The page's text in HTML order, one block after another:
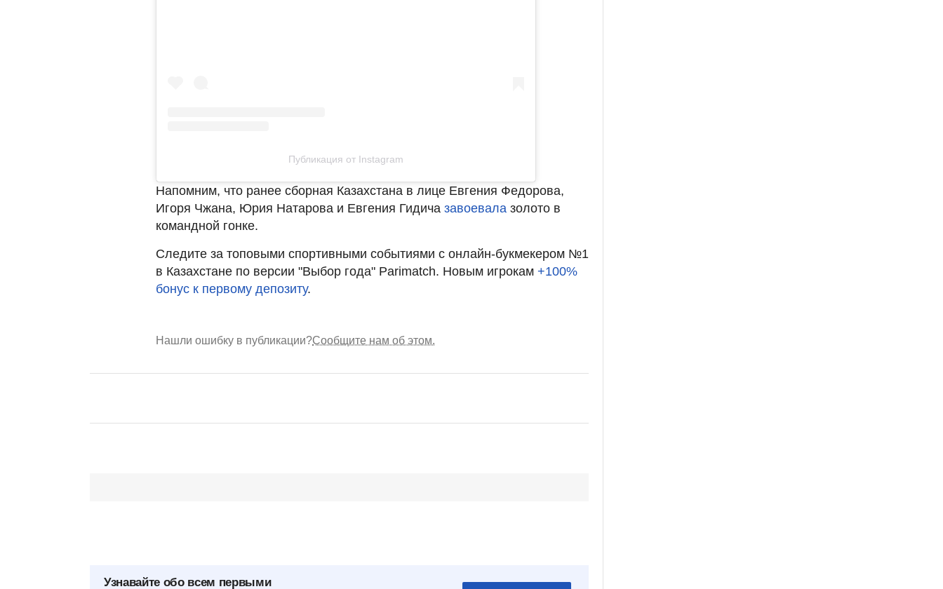
Публикация от Instagram
Напомним, что ранее сборная Казахстана в лице Евгения Федорова,
Игоря Чжана, Юрия Натарова и Евгения Гидича завоевала золото в
командной гонке.
Следите за топовыми спортивными событиями с онлайн-букмекером №1
в Казахстане по версии "Выбор года" Parimatch. Новым игрокам +100%
бонус к первому депозиту.
Нашли ошибку в публикации?Сообщите нам об этом.
Узнавайте обо всем первыми